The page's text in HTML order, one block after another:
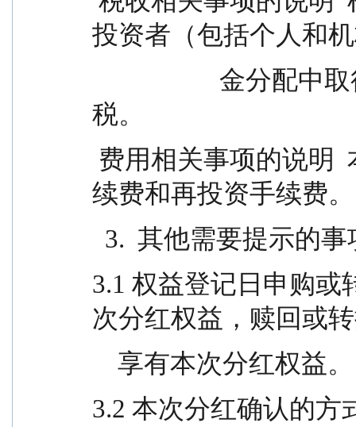
投资者（包括个人和
税。
续费和再投资手续费。
3.  其他需要提示的
3.1 权益登记日申购或
次分红权益，赎回或
    享有本次分红权益。
3.2 本次分红确认的方